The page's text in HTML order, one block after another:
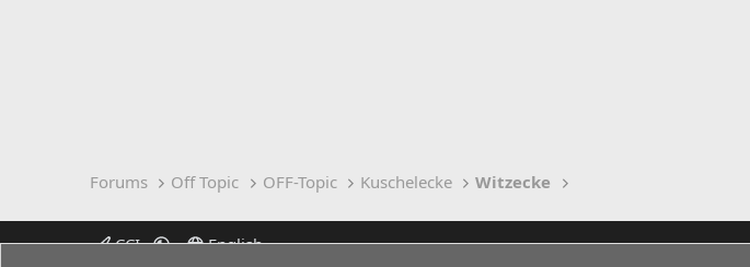
Forums Off Topic OFF-Topic Kuschelecke Witzecke
CCI English